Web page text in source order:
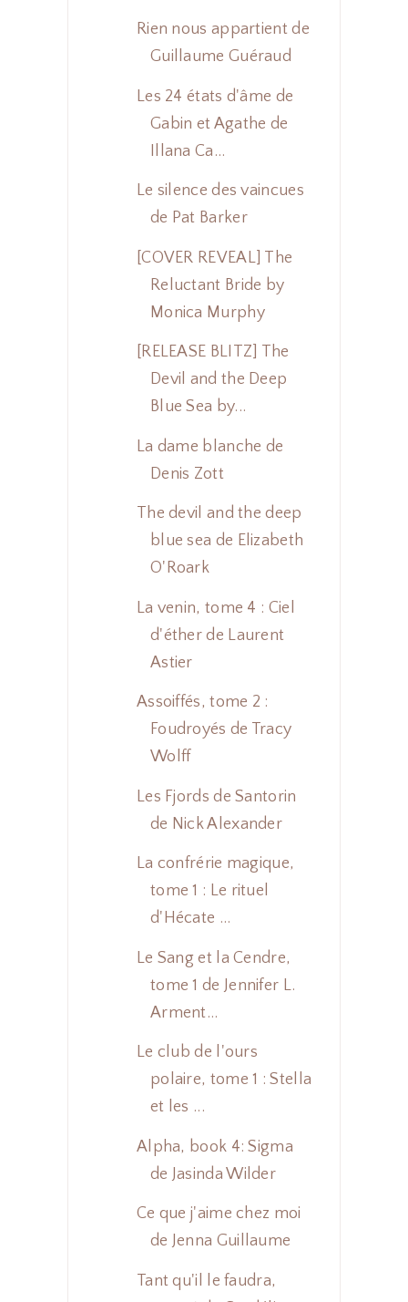
Rien nous appartient de
Guillaume Guéraud
Les 24 états d'âme de
Gabin et Agathe de
Illana Ca...
Le silence des vaincues
de Pat Barker
[COVER REVEAL] The
Reluctant Bride by
Monica Murphy
[RELEASE BLITZ] The
Devil and the Deep
Blue Sea by...
La dame blanche de
Denis Zott
The devil and the deep
blue sea de Elizabeth
O'Roark
La venin, tome 4 : Ciel
d'éther de Laurent
Astier
Assoiffés, tome 2 :
Foudroyés de Tracy
Wolff
Les Fjords de Santorin
de Nick Alexander
La confrérie magique,
tome 1 : Le rituel
d'Hécate ...
Le Sang et la Cendre,
tome 1 de Jennifer L.
Arment...
Le club de l'ours
polaire, tome 1 : Stella
et les ...
Alpha, book 4: Sigma
de Jasinda Wilder
Ce que j'aime chez moi
de Jenna Guillaume
Tant qu'il le faudra,